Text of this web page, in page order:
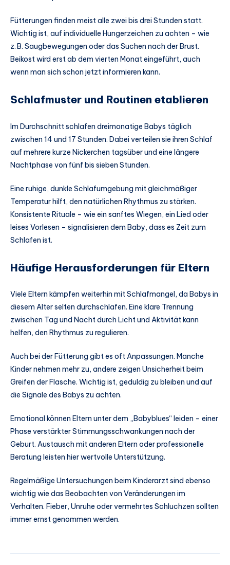
Fütterungen finden meist alle zwei bis drei Stunden statt.
Wichtig ist, auf individuelle Hungerzeichen zu achten – wie
z. B. Saugbewegungen oder das Suchen nach der Brust.
Beikost wird erst ab dem vierten Monat eingeführt, auch
wenn man sich schon jetzt informieren kann.
Schlafmuster und Routinen etablieren
Im Durchschnitt schlafen dreimonatige Babys täglich
zwischen 14 und 17 Stunden. Dabei verteilen sie ihren Schlaf
auf mehrere kurze Nickerchen tagsüber und eine längere
Nachtphase von fünf bis sieben Stunden.
Eine ruhige, dunkle Schlafumgebung mit gleichmäßiger
Temperatur hilft, den natürlichen Rhythmus zu stärken.
Konsistente Rituale – wie ein sanftes Wiegen, ein Lied oder
leises Vorlesen – signalisieren dem Baby, dass es Zeit zum
Schlafen ist.
Häufige Herausforderungen für Eltern
Viele Eltern kämpfen weiterhin mit Schlafmangel, da Babys in
diesem Alter selten durchschlafen. Eine klare Trennung
zwischen Tag und Nacht durch Licht und Aktivität kann
helfen, den Rhythmus zu regulieren.
Auch bei der Fütterung gibt es oft Anpassungen. Manche
Kinder nehmen mehr zu, andere zeigen Unsicherheit beim
Greifen der Flasche. Wichtig ist, geduldig zu bleiben und auf
die Signale des Babys zu achten.
Emotional können Eltern unter dem „Babyblues“ leiden – einer
Phase verstärkter Stimmungsschwankungen nach der
Geburt. Austausch mit anderen Eltern oder professionelle
Beratung leisten hier wertvolle Unterstützung.
Regelmäßige Untersuchungen beim Kinderarzt sind ebenso
wichtig wie das Beobachten von Veränderungen im
Verhalten. Fieber, Unruhe oder vermehrtes Schluchzen sollten
immer ernst genommen werden.